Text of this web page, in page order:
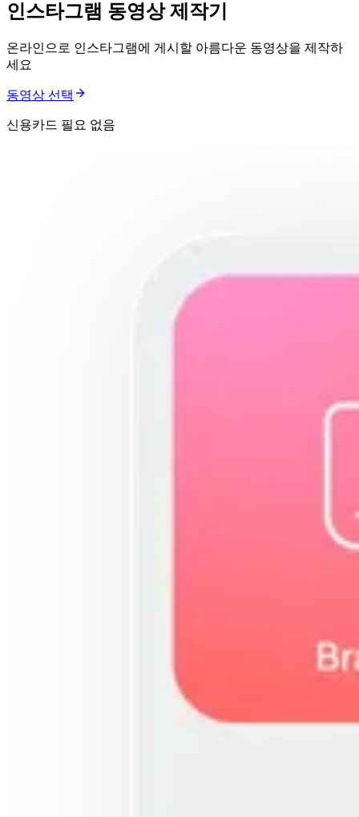
인스타그램 동영상 제작기
온라인으로 인스타그램에 게시할 아름다운 동영상을 제작하
세요
동영상 선택
신용카드 필요 없음